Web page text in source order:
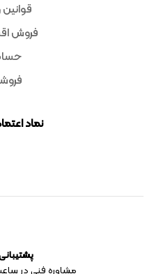
فروش
نماد
مشاوره فنی در